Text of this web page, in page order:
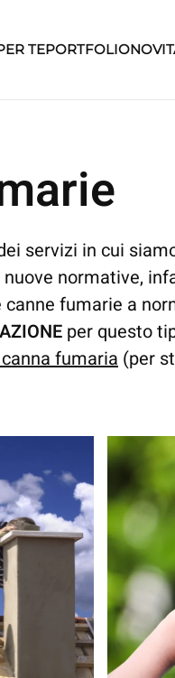
TEPORTFOLIO
servizi in cui
nuove normative,
fumarie a
per questo
fumaria (per